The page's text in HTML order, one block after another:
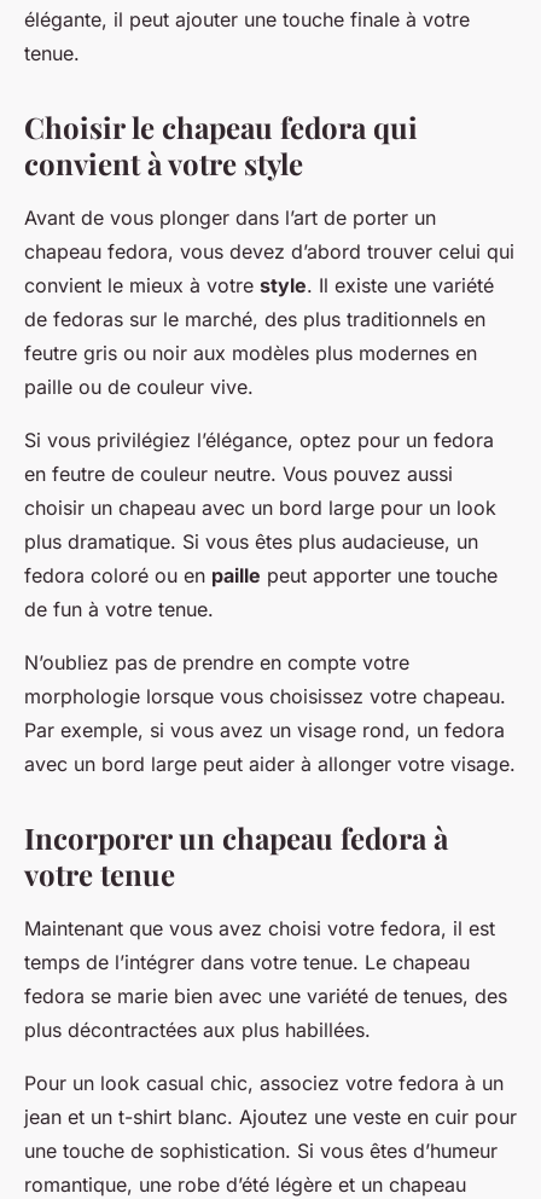
élégante, il peut ajouter une touche finale à votre
tenue.
Choisir le chapeau fedora qui
convient à votre style
Avant de vous plonger dans l’art de porter un
chapeau fedora, vous devez d’abord trouver celui qui
convient le mieux à votre style. Il existe une variété
de fedoras sur le marché, des plus traditionnels en
feutre gris ou noir aux modèles plus modernes en
paille ou de couleur vive.
Si vous privilégiez l’élégance, optez pour un fedora
en feutre de couleur neutre. Vous pouvez aussi
choisir un chapeau avec un bord large pour un look
plus dramatique. Si vous êtes plus audacieuse, un
fedora coloré ou en paille peut apporter une touche
de fun à votre tenue.
N’oubliez pas de prendre en compte votre
morphologie lorsque vous choisissez votre chapeau.
Par exemple, si vous avez un visage rond, un fedora
avec un bord large peut aider à allonger votre visage.
Incorporer un chapeau fedora à
votre tenue
Maintenant que vous avez choisi votre fedora, il est
temps de l’intégrer dans votre tenue. Le chapeau
fedora se marie bien avec une variété de tenues, des
plus décontractées aux plus habillées.
Pour un look casual chic, associez votre fedora à un
jean et un t-shirt blanc. Ajoutez une veste en cuir pour
une touche de sophistication. Si vous êtes d’humeur
romantique, une robe d’été légère et un chapeau